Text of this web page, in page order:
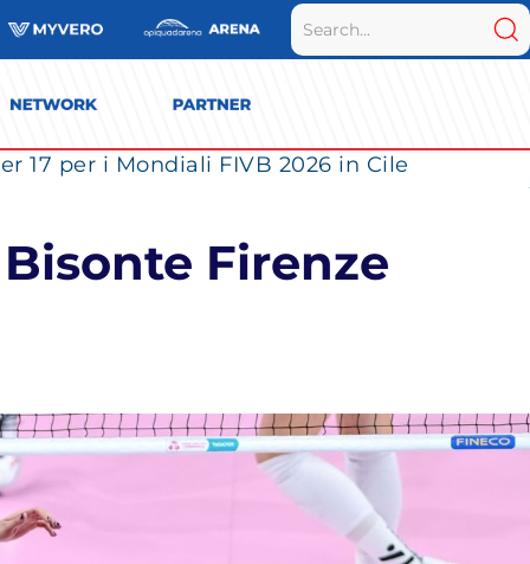
17 per i Mondiali FIVB 2026 in Cile
Firenze